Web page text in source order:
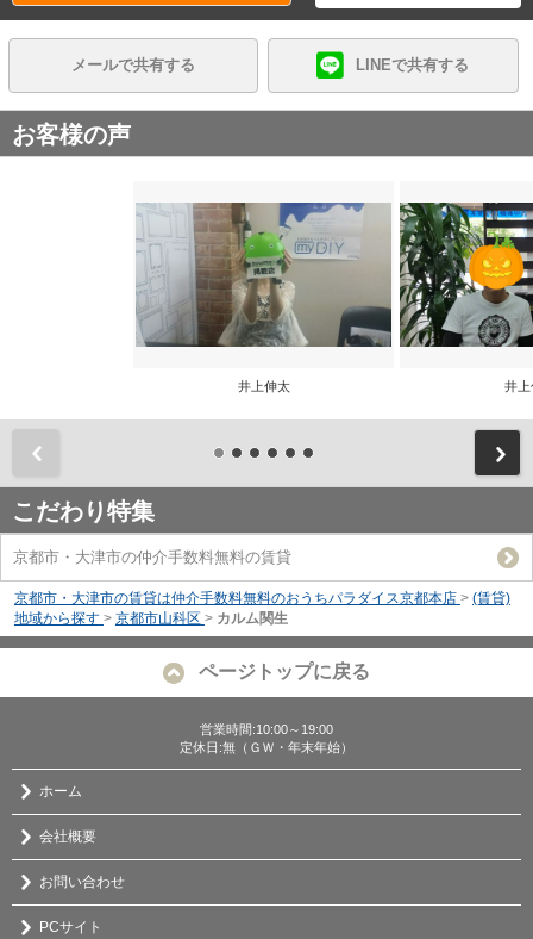
メールで共有する LINEで共有する
お客様の声
井上伸太 井上
こだわり特集
京都市・大津市の仲介手数料無料の賃貸
京都市・大津市の賃貸は仲介手数料無料のおうちパラダイス京都本店 > (賃貸)
地域から探す > 京都市山科区 > カルム関生
ページトップに戻る
営業時間:10:00～19:00
定休日:無（ＧＷ・年末年始）
ホーム
会社概要
お問い合わせ
PCサイト